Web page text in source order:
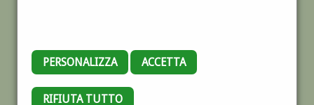
PERSONALIZZA ACCETTA
RIFIUTA TUTTO